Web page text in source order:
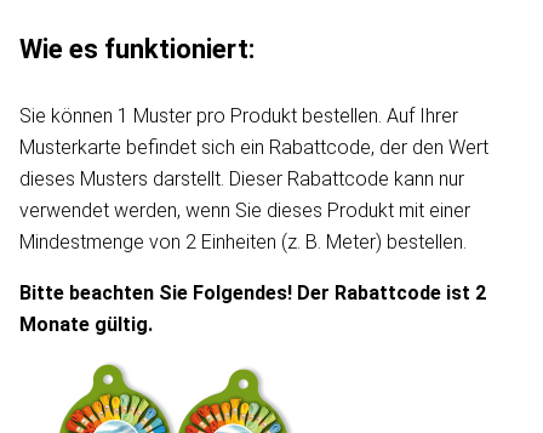
Wie es funktioniert:
Sie können 1 Muster pro Produkt bestellen. Auf Ihrer
Musterkarte befindet sich ein Rabattcode, der den Wert
dieses Musters darstellt. Dieser Rabattcode kann nur
verwendet werden, wenn Sie dieses Produkt mit einer
Mindestmenge von 2 Einheiten (z. B. Meter) bestellen.
Bitte beachten Sie Folgendes! Der Rabattcode ist 2
Monate gültig.